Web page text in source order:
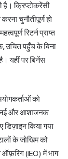
क्रिप्टोकरेंसी
चुनौतीपूर्ण हो
रिटर्न प्राप्त
उचित पहुँच के बिना
यहीं पर बिनेंस
को
नई और आशाजनक
किया गया
के जोखिम को
(IEO) में भाग